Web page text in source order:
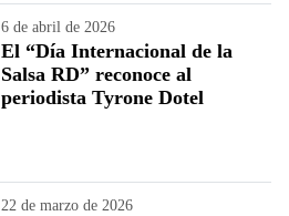
6 de abril de 2026
El “Día Internacional de la
Salsa RD” reconoce al
periodista Tyrone Dotel
22 de marzo de 2026